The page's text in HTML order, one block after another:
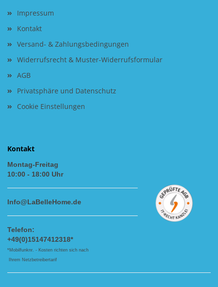
Impressum
Kontakt
Versand- & Zahlungsbedingungen
Widerrufsrecht & Muster-Widerrufsformular
AGB
Privatsphäre und Datenschutz
Cookie Einstellungen
Kontakt
Montag-Freitag
10:00 - 18:00 Uhr
Info@LaBelleHome.de
Telefon:
+49(0)15147412318*
*Mobilfunknr. - Kosten richten sich nach
Ihrem Netzbetreibertarif